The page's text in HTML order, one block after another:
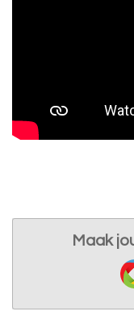
Maak